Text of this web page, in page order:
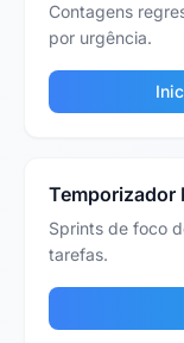
Contagens
por urgência.
Temporizador
Sprints de foco
tarefas.